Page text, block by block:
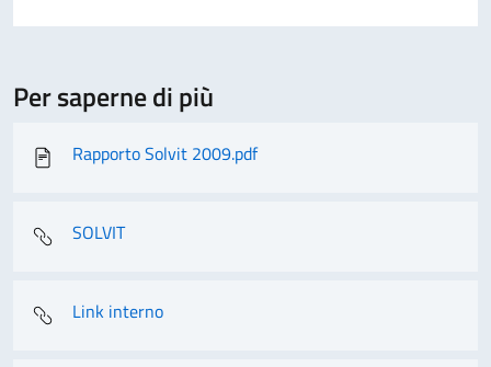
Per saperne di più
Rapporto Solvit 2009.pdf
SOLVIT
Link interno